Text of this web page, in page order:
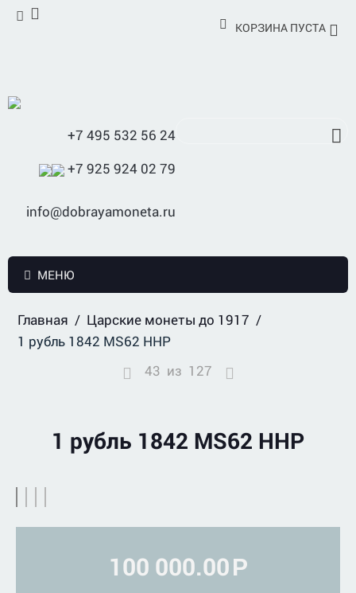
КОРЗИНА ПУСТА
+7 495 532 56 24
+7 925 924 02 79
info@dobrayamoneta.ru
МЕНЮ
Главная / Царские монеты до 1917 /
1 рубль 1842 MS62 ННР
43 из 127
1 рубль 1842 MS62 ННР
100 000.00Р